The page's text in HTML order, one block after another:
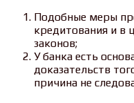
Подобные меры
кредитования и в
законов;
У банка есть
доказательств
причина не